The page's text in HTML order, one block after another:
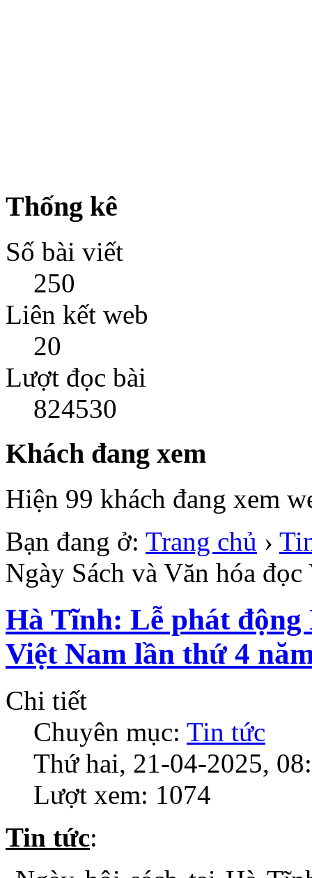
Thống kê
Số bài viết
250
Liên kết web
20
Lượt đọc bài
824530
Khách đang xem
Hiện 99 khách đang xem
Bạn đang ở: Trang chủ ›
Ngày Sách và Văn hóa
Hà Tĩnh: Lễ phát động
Việt Nam lần thứ 4
Chi tiết
Chuyên mục: Tin tức
Thứ hai, 21-04-2025,
Lượt xem: 1074
Tin tức: